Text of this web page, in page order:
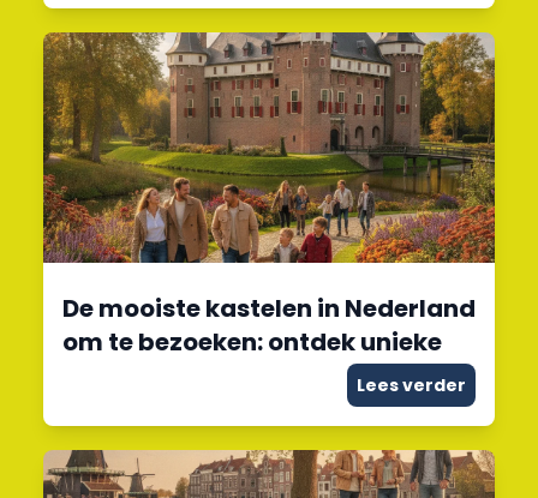
De mooiste kastelen in Nederland
om te bezoeken: ontdek unieke
Lees verder